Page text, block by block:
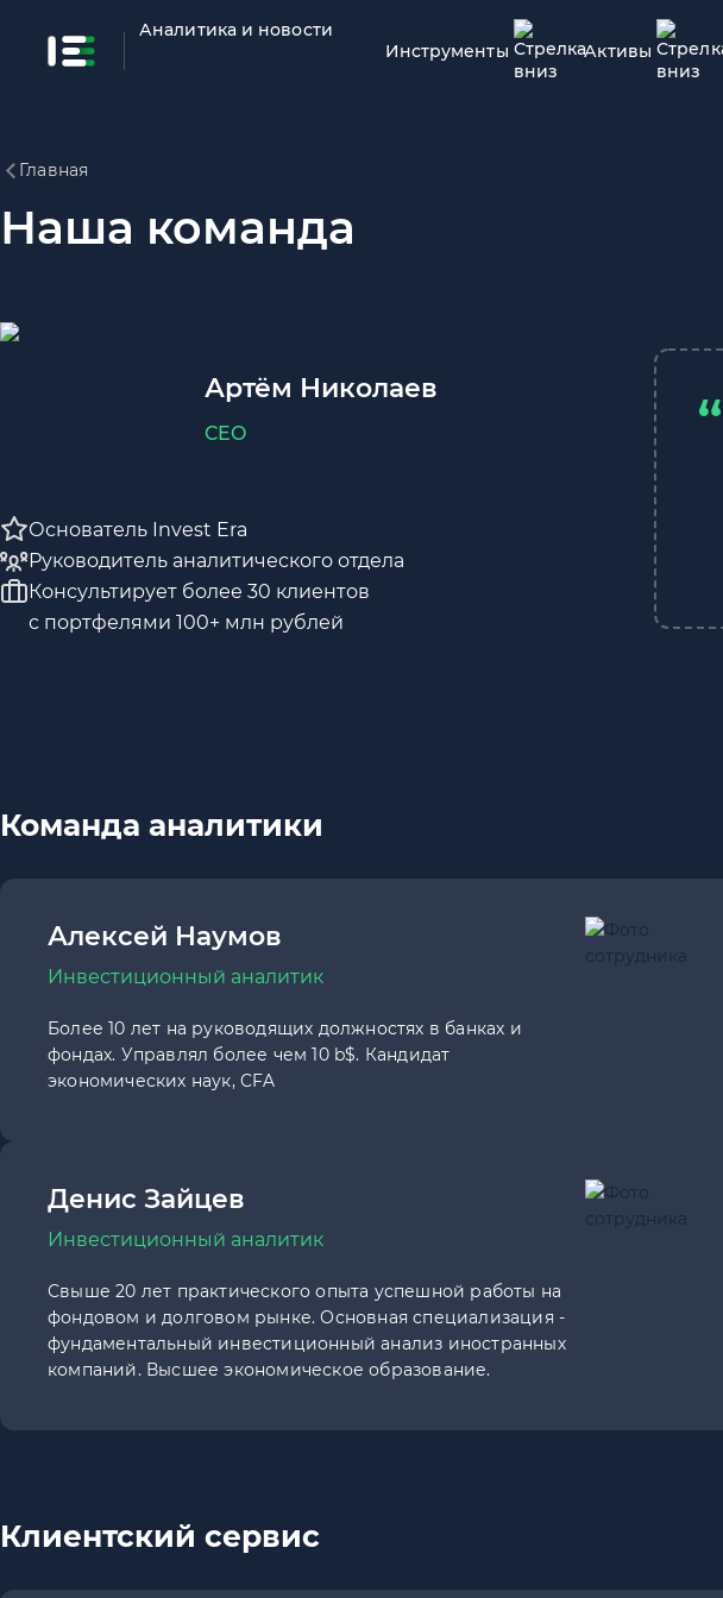
Аналитика и новости
Инструменты
Активы
Главная
Наша команда
Артём Николаев
CEO
Основатель Invest Era
Руководитель аналитического отдела
Консультирует более 30 клиентов
с портфелями 100+ млн рублей
Команда аналитики
Алексей Наумов
Инвестиционный аналитик
Более 10 лет на руководящих должностях в банках и
фондах. Управлял более чем 10 b$. Кандидат
экономических наук, CFA
Денис Зайцев
Инвестиционный аналитик
Свыше 20 лет практического опыта успешной работы на
фондовом и долговом рынке. Основная специализация -
фундаментальный инвестиционный анализ иностранных
компаний. Высшее экономическое образование.
Клиентский сервис